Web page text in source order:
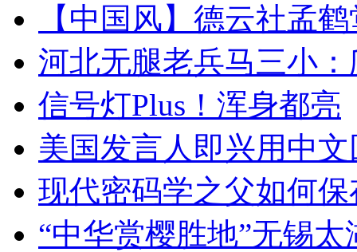
【中国风】德云社孟
河北无腿老兵马三小
信号灯Plus！浑身都亮
美国发言人即兴用中
现代密码学之父如何
“中华赏樱胜地”无锡